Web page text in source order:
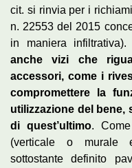
cit. si rinvia per i
n. 22553 del 2015
in maniera
anche vizi che
accessori, come i
compromettere la
utilizzazione del bene,
di quest’ultimo.
(verticale o murale
sottostante definito